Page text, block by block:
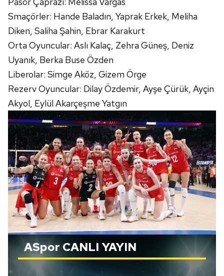
Smaçörler: Hande Baladın, Yaprak Erkek, Meliha
Diken, Saliha Şahin, Ebrar Karakurt
Orta Oyuncular: Aslı Kalaç, Zehra Güneş, Deniz
Uyanık, Berka Buse Özden
Liberolar: Simge Aköz, Gizem Örge
Rezerv Oyuncular: Dilay Özdemir, Ayşe Çürük, Ayçin
Akyol, Eylül Akarçeşme Yatgın
ASpor CANLI YAYIN